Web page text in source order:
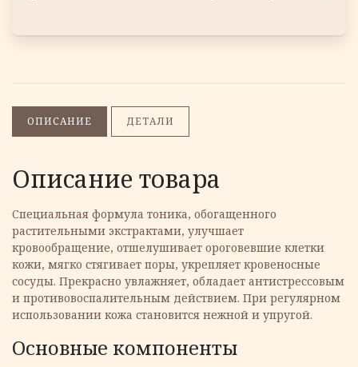
ОПИСАНИЕ ДЕТАЛИ
Описание товара
Специальная формула тоника, обогащенного
растительными экстрактами, улучшает
кровообращение, отшелушивает ороговевшие клетки
кожи, мягко стягивает поры, укрепляет кровеносные
сосуды. Прекрасно увлажняет, обладает антистрессовым
и противовоспалительным действием. При регулярном
использовании кожа становится нежной и упругой.
Основные компоненты